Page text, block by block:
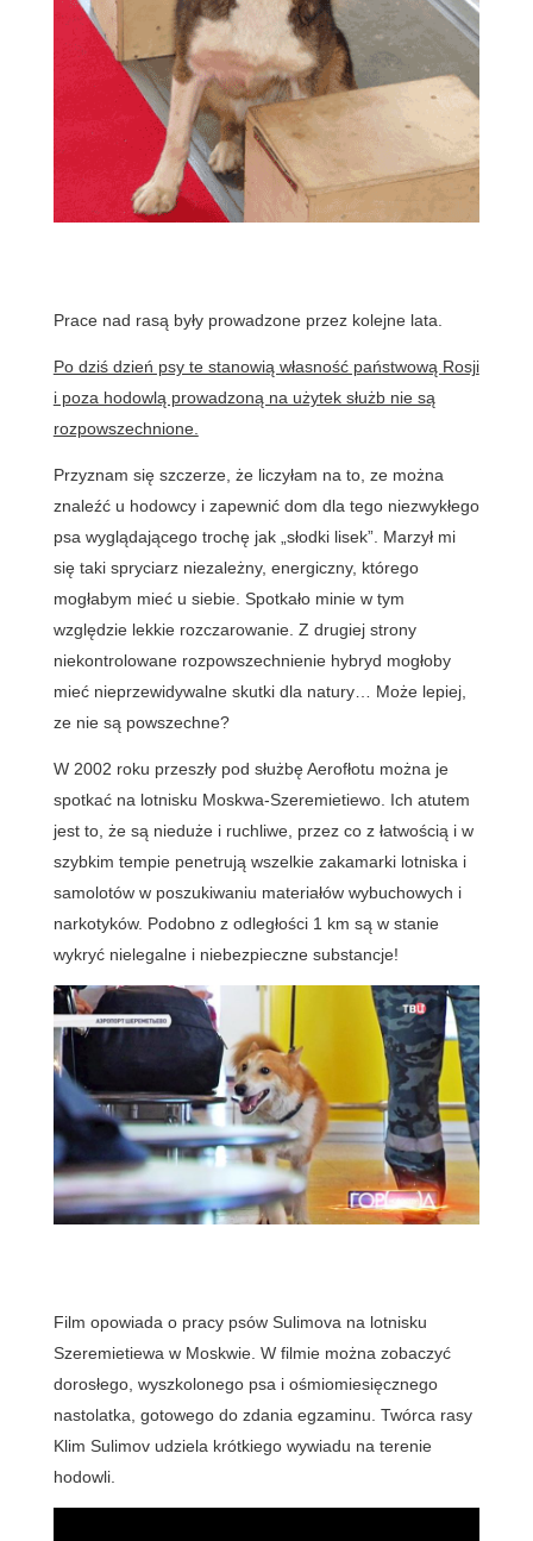
Prace nad rasą były prowadzone przez kolejne lata.
Po dziś dzień psy te stanowią własność państwową Rosji
i poza hodowlą prowadzoną na użytek służb nie są
rozpowszechnione.
Przyznam się szczerze, że liczyłam na to, ze można
znaleźć u hodowcy i zapewnić dom dla tego niezwykłego
psa wyglądającego trochę jak „słodki lisek”. Marzył mi
się taki spryciarz niezależny, energiczny, którego
mogłabym mieć u siebie. Spotkało minie w tym
względzie lekkie rozczarowanie. Z drugiej strony
niekontrolowane rozpowszechnienie hybryd mogłoby
mieć nieprzewidywalne skutki dla natury… Może lepiej,
ze nie są powszechne?
W 2002 roku przeszły pod służbę Aerofłotu można je
spotkać na lotnisku Moskwa-Szeremietiewo. Ich atutem
jest to, że są nieduże i ruchliwe, przez co z łatwością i w
szybkim tempie penetrują wszelkie zakamarki lotniska i
samolotów w poszukiwaniu materiałów wybuchowych i
narkotyków. Podobno z odległości 1 km są w stanie
wykryć nielegalne i niebezpieczne substancje!
Film opowiada o pracy psów Sulimova na lotnisku
Szeremietiewa w Moskwie. W filmie można zobaczyć
dorosłego, wyszkolonego psa i ośmiomiesięcznego
nastolatka, gotowego do zdania egzaminu. Twórca rasy
Klim Sulimov udziela krótkiego wywiadu na terenie
hodowli.